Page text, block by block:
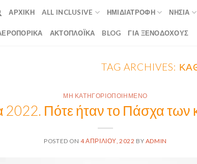
ΑΡΧΙΚΉ ALL INCLUSIVE ΗΜΙΔΙΑΤΡΟΦΉ ΝΗΣΙΆ
ΑΚΤΟΠΛΟΪΚΆ BLOG ΓΙΑ ΞΕΝΟΔΟΧΟΥΣ
TAG ARCHIVES:
ΜΗ ΚΑΤΗΓΟΡΙΟΠΟΙΗΜΈΝΟ
Πότε ήταν το Πάσχα των
POSTED ON4 ΑΠΡΙΛΊΟΥ, 2022 BY ADMIN